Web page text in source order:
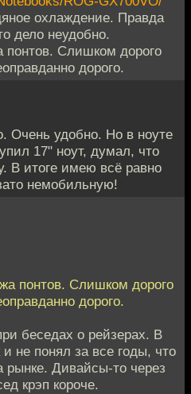
охлаждение. Правда
дело неудобно.
понтов. Слишком дорого
дорого.
Очень удобно. Но в ноуте
17" ноут, думал, что
В итоге имею всё равно
немобильную!
понтов. Слишком дорого
дорого.
беседах о рейзерах. В
не понял за все годы, что
Дивайсы-то через
крэп короче.